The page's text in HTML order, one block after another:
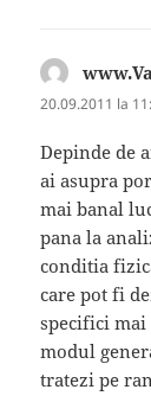
20.09.2011 la
Depinde de
ai asupra
mai banal
pana la
conditia
care pot fi
specifici mai
modul
tratezi pe